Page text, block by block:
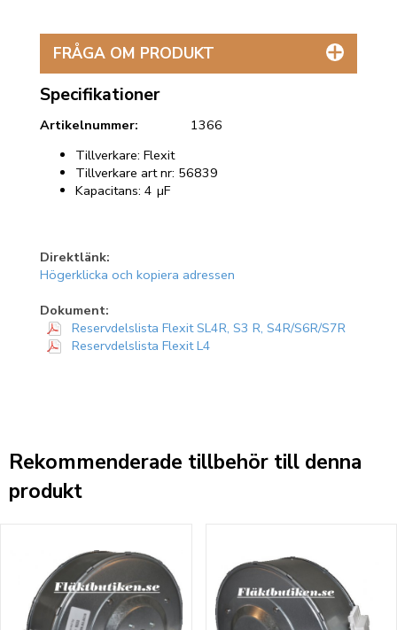
FRÅGA OM PRODUKT
Specifikationer
Artikelnummer:
1366
Tillverkare: Flexit
Tillverkare art nr: 56839
Kapacitans: 4 µF
Direktlänk:
Högerklicka och kopiera adressen
Dokument:
Reservdelslista Flexit SL4R, S3 R, S4R/S6R/S7R
Reservdelslista Flexit L4
Rekommenderade tillbehör till denna
produkt